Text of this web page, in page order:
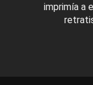
imprimía a